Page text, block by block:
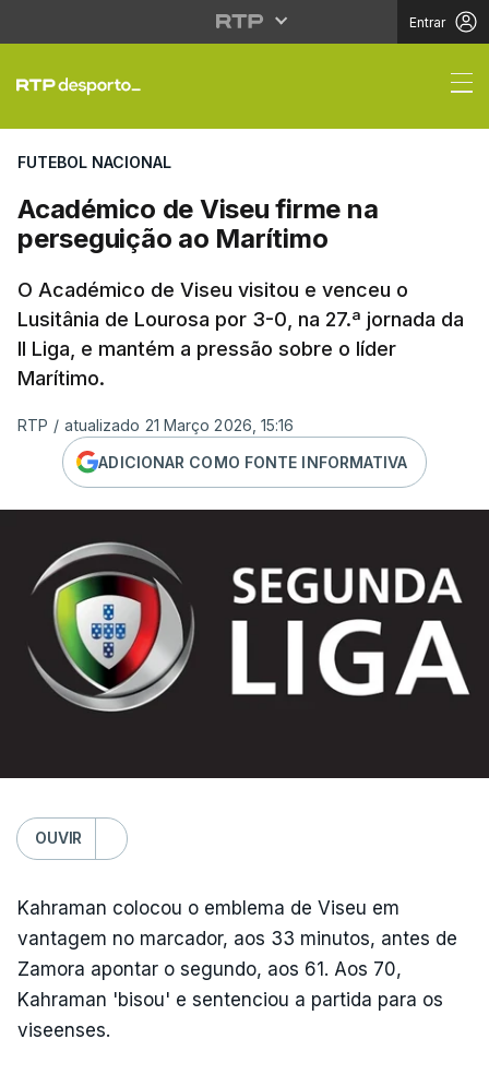
Entrar
Académico de Viseu
FUTEBOL NACIONAL
Académico de Viseu firme na
perseguição ao Marítimo
O Académico de Viseu visitou e venceu o
Lusitânia de Lourosa por 3-0, na 27.ª jornada da
II Liga, e mantém a pressão sobre o líder
Marítimo.
RTP / atualizado 21 Março 2026, 15:16
ADICIONAR COMO FONTE INFORMATIVA
OUVIR
Kahraman colocou o emblema de Viseu em
vantagem no marcador, aos 33 minutos, antes de
Zamora apontar o segundo, aos 61. Aos 70,
Kahraman 'bisou' e sentenciou a partida para os
viseenses.